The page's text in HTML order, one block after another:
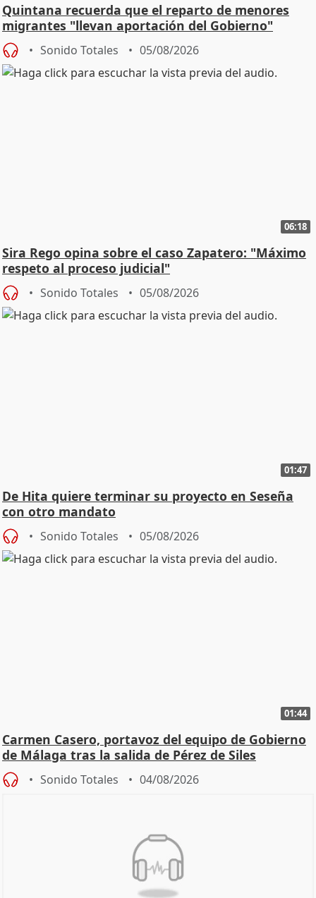
Quintana recuerda que el reparto de menores
migrantes "llevan aportación del Gobierno"
central
Sonido Totales 05/08/2026
06:18
Sira Rego opina sobre el caso Zapatero: "Máximo
respeto al proceso judicial"
Sonido Totales 05/08/2026
01:47
De Hita quiere terminar su proyecto en Seseña
con otro mandato
Sonido Totales 05/08/2026
01:44
Carmen Casero, portavoz del equipo de Gobierno
de Málaga tras la salida de Pérez de Siles
Sonido Totales 04/08/2026